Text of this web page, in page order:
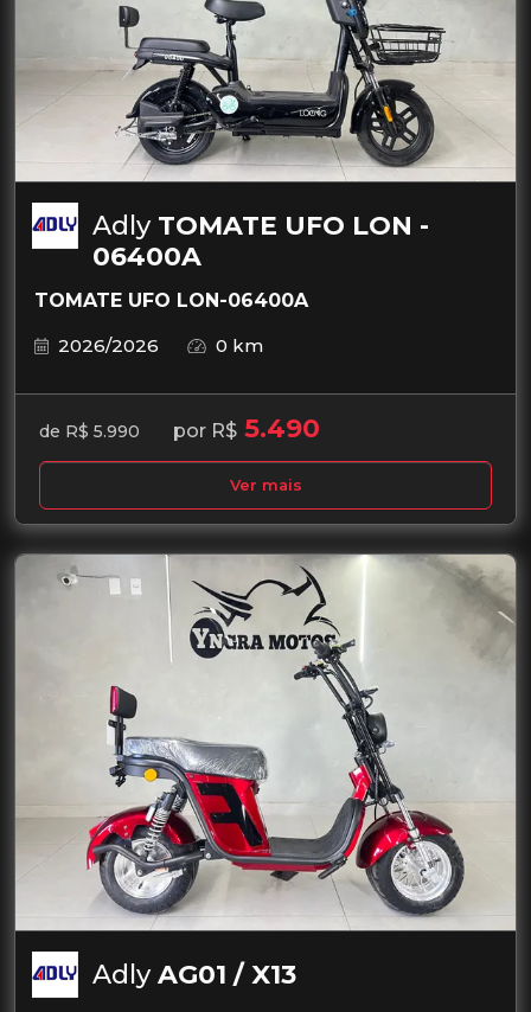
Adly TOMATE UFO LON -
06400A
TOMATE UFO LON-06400A
2026/2026
0 km
de R$ 5.990 por R$ 5.490
Ver mais
AdlyAG01 / X13